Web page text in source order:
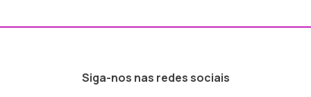
Siga-nos nas redes sociais